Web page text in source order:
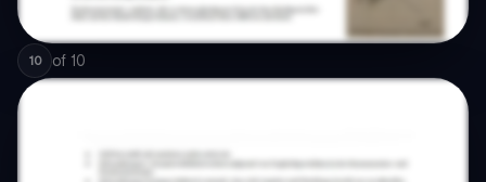
10 of 10